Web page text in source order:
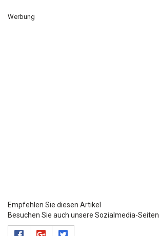
Werbung
Empfehlen Sie diesen Artikel
Besuchen Sie auch unsere Sozialmedia-Seiten